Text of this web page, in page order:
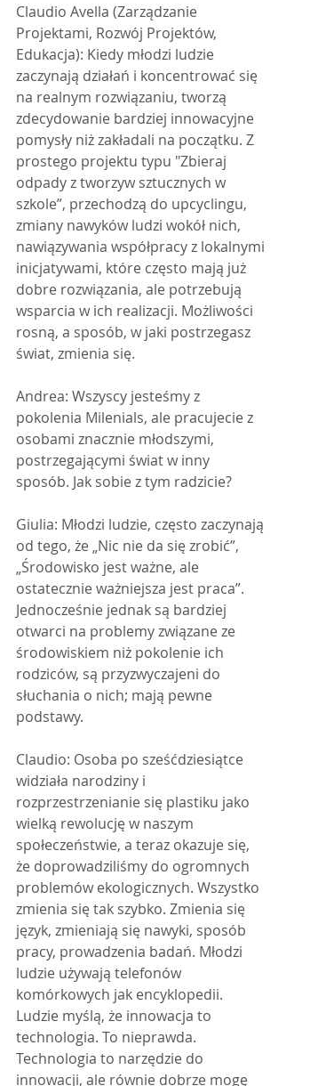
Claudio Avella (Zarządzanie
Projektami, Rozwój Projektów,
Edukacja): Kiedy młodzi ludzie
zaczynają działań i koncentrować się
na realnym rozwiązaniu, tworzą
zdecydowanie bardziej innowacyjne
pomysły niż zakładali na początku. Z
prostego projektu typu "Zbieraj
odpady z tworzyw sztucznych w
szkole”, przechodzą do upcyclingu,
zmiany nawyków ludzi wokół nich,
nawiązywania współpracy z lokalnymi
inicjatywami, które często mają już
dobre rozwiązania, ale potrzebują
wsparcia w ich realizacji. Możliwości
rosną, a sposób, w jaki postrzegasz
świat, zmienia się.
Andrea: Wszyscy jesteśmy z
pokolenia Milenials, ale pracujecie z
osobami znacznie młodszymi,
postrzegającymi świat w inny
sposób. Jak sobie z tym radzicie?
Giulia: Młodzi ludzie, często zaczynają
od tego, że „Nic nie da się zrobić”,
„Środowisko jest ważne, ale
ostatecznie ważniejsza jest praca”.
Jednocześnie jednak są bardziej
otwarci na problemy związane ze
środowiskiem niż pokolenie ich
rodziców, są przyzwyczajeni do
słuchania o nich; mają pewne
podstawy.
Claudio: Osoba po sześćdziesiątce
widziała narodziny i
rozprzestrzenianie się plastiku jako
wielką rewolucję w naszym
społeczeństwie, a teraz okazuje się,
że doprowadziliśmy do ogromnych
problemów ekologicznych. Wszystko
zmienia się tak szybko. Zmienia się
język, zmieniają się nawyki, sposób
pracy, prowadzenia badań. Młodzi
ludzie używają telefonów
komórkowych jak encyklopedii.
Ludzie myślą, że innowacja to
technologia. To nieprawda.
Technologia to narzędzie do
innowacji, ale równie dobrze mogę